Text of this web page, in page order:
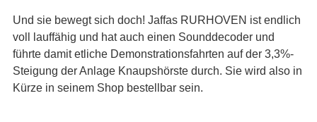
Und sie bewegt sich doch! Jaffas RURHOVEN ist endlich
voll lauffähig und hat auch einen Sounddecoder und
führte damit etliche Demonstrationsfahrten auf der 3,3%-
Steigung der Anlage Knaupshörste durch. Sie wird also in
Kürze in seinem Shop bestellbar sein.